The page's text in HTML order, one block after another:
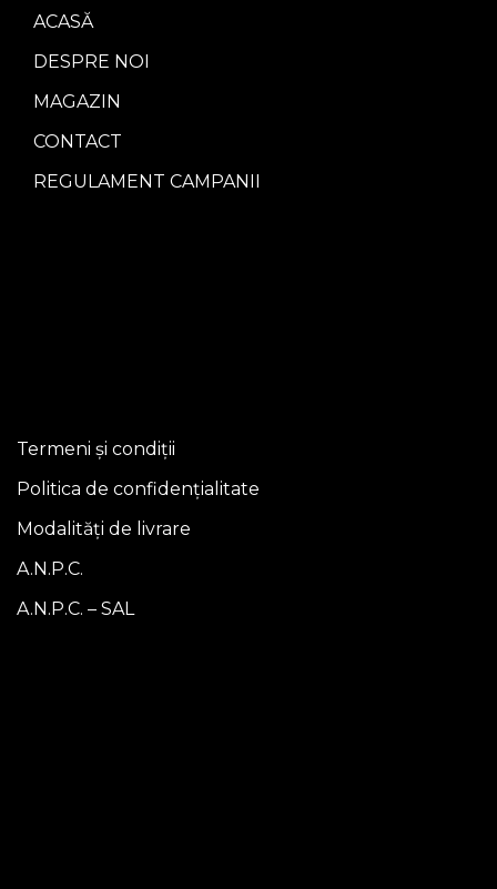
ACASĂ
DESPRE NOI
MAGAZIN
CONTACT
REGULAMENT CAMPANII
Termeni și condiții
Politica de confidențialitate
Modalități de livrare
A.N.P.C.
A.N.P.C. – SAL